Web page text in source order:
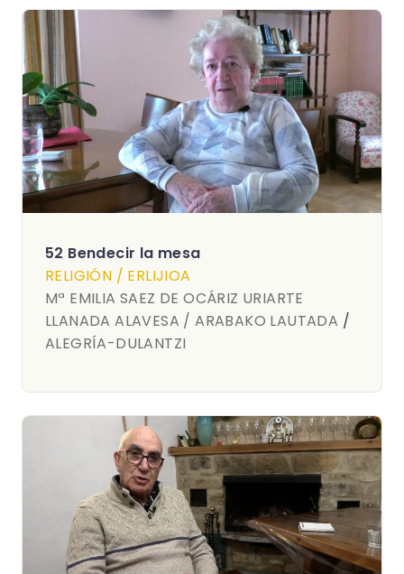
52 Bendecir la mesa
RELIGIÓN / ERLIJIOA
Mª EMILIA SAEZ DE OCÁRIZ URIARTE
LLANADA ALAVESA / ARABAKO LAUTADA /
ALEGRÍA-DULANTZI